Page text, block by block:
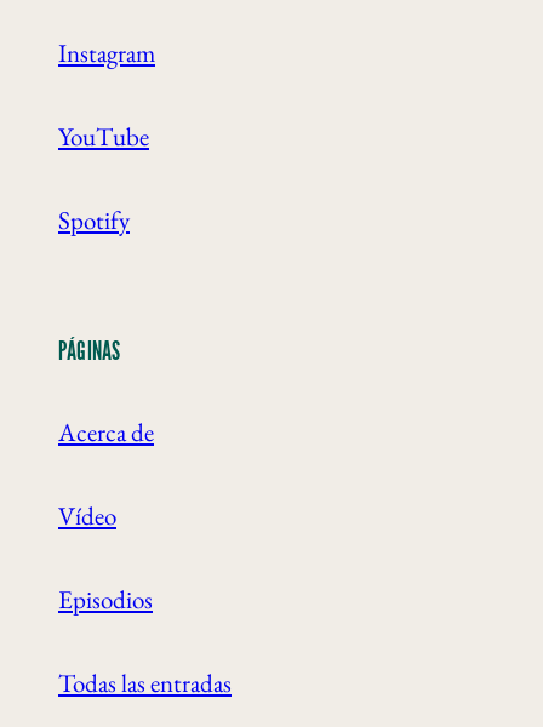
Instagram
YouTube
Spotify
PÁGINAS
Acerca de
Vídeo
Episodios
Todas las entradas